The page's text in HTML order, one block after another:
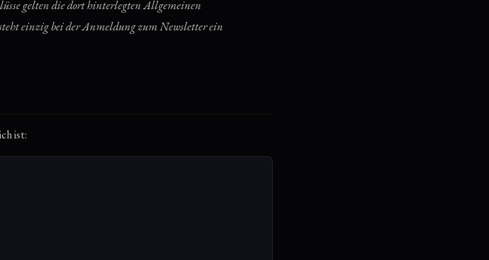
gelten die dort hinterlegten Allgemeinen
einzig bei der Anmeldung zum Newsletter ein
ist: